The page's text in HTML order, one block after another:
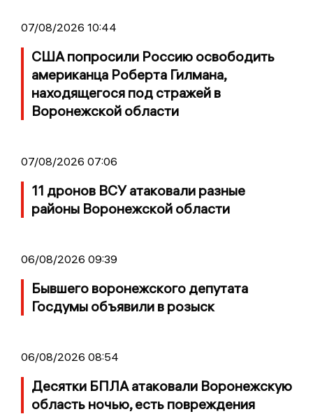
07/08/2026 10:44
США попросили Россию освободить
американца Роберта Гилмана,
находящегося под стражей в
Воронежской области
07/08/2026 07:06
11 дронов ВСУ атаковали разные
районы Воронежской области
06/08/2026 09:39
Бывшего воронежского депутата
Госдумы объявили в розыск
06/08/2026 08:54
Десятки БПЛА атаковали Воронежскую
область ночью, есть повреждения